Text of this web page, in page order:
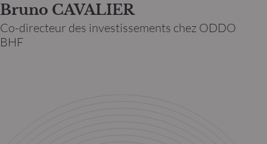
Bruno CAVALIER
Co-directeur des investissements chez ODDO
BHF